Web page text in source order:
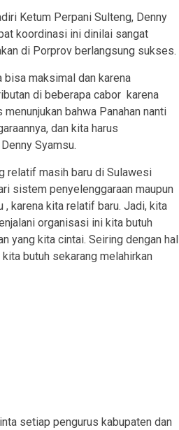
Ketum Perpani Sulteng, Denny
koordinasi ini dinilai sangat
di Porprov berlangsung sukses.
bisa maksimal dan karena
di beberapa cabor karena
bahwa Panahan nanti
dan kita harus
Syamsu.
relatif masih baru di Sulawesi
sistem penyelenggaraan maupun
karena kita relatif baru. Jadi, kita
organisasi ini kita butuh
yang kita cintai. Seiring dengan hal
butuh sekarang melahirkan
setiap pengurus kabupaten dan